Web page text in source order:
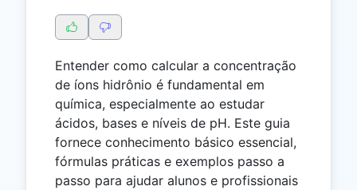
Entender como calcular a concentração
de íons hidrônio é fundamental em
química, especialmente ao estudar
ácidos, bases e níveis de pH. Este guia
fornece conhecimento básico essencial,
fórmulas práticas e exemplos passo a
passo para ajudar alunos e profissionais